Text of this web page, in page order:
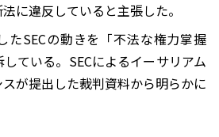
に違反していると主張した。
たSECの動きを「不法な権力掌握
ている。SECによるイーサリアム
が提出した裁判資料から明らかに